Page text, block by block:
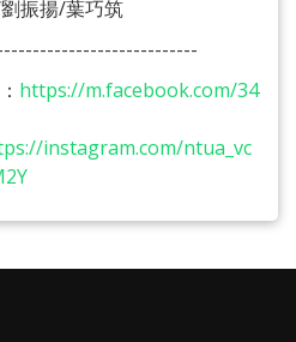
振揚/葉巧筑
https://m.facebook.com/34
instagram.com/ntua_vc